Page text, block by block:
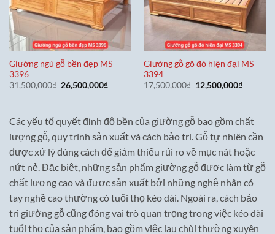
Giường ngủ gỗ bền đẹp MS
3396
31,500,000₫ Giá
gốc
26,500,000₫Giá
26,500,000₫.
Giường gỗ gõ đỏ hiện đại MS
3394
17,500,000₫ Giá
gốc
12,500,000₫Giá
Các yếu tố quyết định độ bền của giường gỗ bao gồm chất
lượng gỗ, quy trình sản xuất và cách bảo trì. Gỗ tự nhiên cần
được xử lý đúng cách để giảm thiểu rủi ro về mục nát hoặc
nứt nẻ. Đặc biệt, những sản phẩm giường gỗ được làm từ gỗ
chất lượng cao và được sản xuất bởi những nghệ nhân có
tay nghề cao thường có tuổi thọ kéo dài. Ngoài ra, cách bảo
trì giường gỗ cũng đóng vai trò quan trọng trong việc kéo dài
tuổi thọ của sản phẩm, bao gồm việc lau chùi thường xuyên